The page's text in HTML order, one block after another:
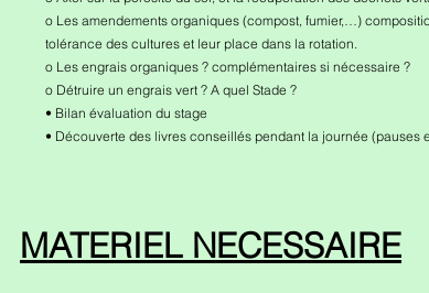
o Les amendements organiques (compost, fumier,…)
tolérance des cultures et leur place dans la rotation.
o Les engrais organiques ? complémentaires si nécessaire ?
o Détruire un engrais vert ? A quel Stade ?
• Bilan évaluation du stage
• Découverte des livres conseillés pendant la journée (pauses
MATERIEL NECESSAIRE